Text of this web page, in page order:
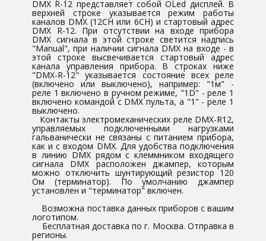
DMX R-12 представляет собой OLed дисплей. В
верхней строке указывается режим работы
каналов DMX (12CH или 6CH) и стартовый адрес
DMX R-12. При отсутствии на входе прибора
DMX сигнала в этой строке светится надпись
"Manual", при наличии сигнала DMX на входе - в
этой строке высвечивается стартовый адрес
канала управления прибора. В строках ниже
"DMX-R-12" указывается состояние всех реле
(включено или выключено), например: "1м" -
реле 1 включено в ручном режиме, "1D" - реле 1
включено командой с DMX пульта, а "1" - реле 1
выключено.
Контакты электромеханических реле DMX-R12,
управляемых подключенными нагрузками
гальванически не связаны с питанием прибора,
как и с входом DMX. Для удобства подключения
в линию DMX рядом с клеммником входящего
сигнала DMX расположен джампер, которым
можно отключить шунтирующий резистор 120
Ом (терминатор). По умолчанию джампер
установлен и "терминатор" включен.
Возможна поставка данных приборов с вашим
логотипом.
Бесплатная доставка по г. Москва. Отправка в
регионы.